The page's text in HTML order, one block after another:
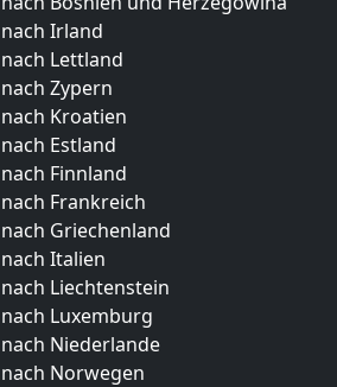
Irland
Lettland
Zypern
Kroatien
Estland
Finnland
Frankreich
Griechenland
Italien
Liechtenstein
Luxemburg
Niederlande
Norwegen